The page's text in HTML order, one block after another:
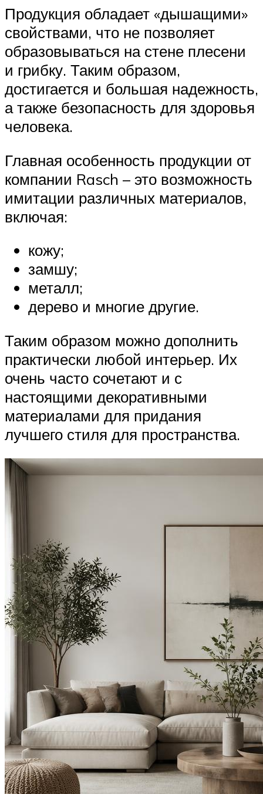
Продукция обладает «дышащими»
свойствами, что не позволяет
образовываться на стене плесени
и грибку. Таким образом,
достигается и большая надежность,
а также безопасность для здоровья
человека.
Главная особенность продукции от
компании Rasch – это возможность
имитации различных материалов,
включая:
кожу;
замшу;
металл;
дерево и многие другие.
Таким образом можно дополнить
практически любой интерьер. Их
очень часто сочетают и с
настоящими декоративными
материалами для придания
лучшего стиля для пространства.